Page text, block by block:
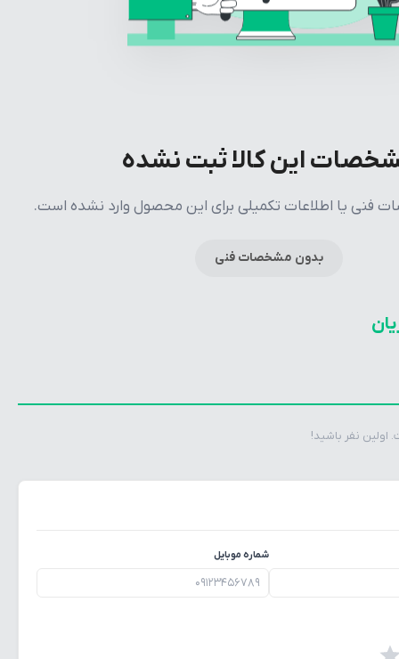
این کالا ثبت نشده
فنی یا اطلاعات تکمیلی برای این محصول وارد نشده است.
بدون مشخصات فنی
نفر باشید!
شماره موبایل